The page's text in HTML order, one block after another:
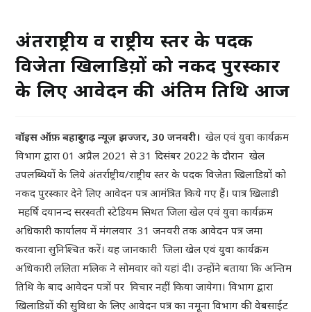
अंतर्राष्ट्रीय व राष्ट्रीय स्तर के पदक
विजेता खिलाडिय़ों को नकद पुरस्कार
के लिए आवेदन की अंतिम तिथि आज
वॉइस ऑफ़ बहादुरगढ़ न्यूज़ झज्जर, 30 जनवरी। खेल एवं युवा कार्यक्रम
विभाग द्वारा 01 अप्रैल 2021 से 31 दिसंबर 2022 के दौरान खेल
उपलब्धियों के लिये अंतर्राष्ट्रीय/राष्ट्रीय स्तर के पदक विजेता खिलाडिय़ों को
नकद पुरस्कार देने लिए आवेदन पत्र आमंत्रित किये गए हैं। पात्र खिलाडी
महर्षि दयानन्द सरस्वती स्टेडियम सिथत जिला खेल एवं युवा कार्यक्रम
अधिकारी कार्यालय में मंगलवार 31 जनवरी तक आवेदन पत्र जमा
करवाना सुनिश्चित करें। यह जानकारी जिला खेल एवं युवा कार्यक्रम
अधिकारी ललिता मलिक ने सोमवार को यहां दी। उन्होंने बताया कि अन्तिम
तिथि के बाद आवेदन पत्रों पर विचार नहीं किया जायेगा। विभाग द्वारा
खिलाडिय़ों की सुविधा के लिए आवेदन पत्र का नमूना विभाग की वेबसाईट